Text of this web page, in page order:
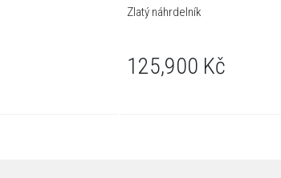
Zlatý náhrdelník
125,900 Kč